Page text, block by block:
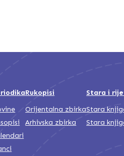
Rukopisi
Orijentalna zbirka
Arhivska zbirka
Stara i
Stara
Stara